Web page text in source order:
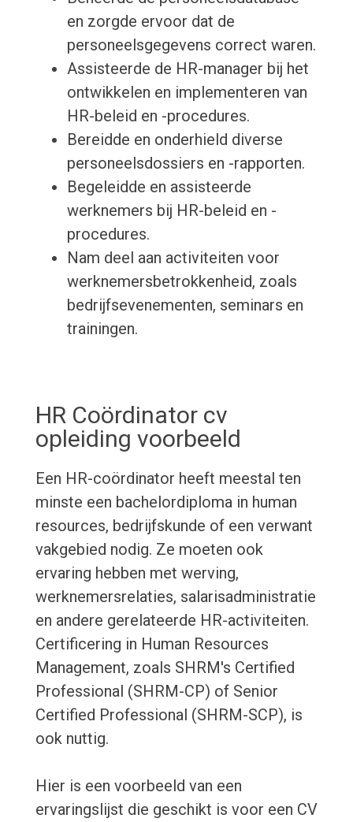
en zorgde ervoor dat de
personeelsgegevens correct waren.
Assisteerde de HR-manager bij het
ontwikkelen en implementeren van
HR-beleid en -procedures.
Bereidde en onderhield diverse
personeelsdossiers en -rapporten.
Begeleidde en assisteerde
werknemers bij HR-beleid en -
procedures.
Nam deel aan activiteiten voor
werknemersbetrokkenheid, zoals
bedrijfsevenementen, seminars en
trainingen.
HR Coördinator cv
opleiding voorbeeld
Een HR-coördinator heeft meestal ten
minste een bachelordiploma in human
resources, bedrijfskunde of een verwant
vakgebied nodig. Ze moeten ook
ervaring hebben met werving,
werknemersrelaties, salarisadministratie
en andere gerelateerde HR-activiteiten.
Certificering in Human Resources
Management, zoals SHRM's Certified
Professional (SHRM-CP) of Senior
Certified Professional (SHRM-SCP), is
ook nuttig.
Hier is een voorbeeld van een
ervaringslijst die geschikt is voor een CV